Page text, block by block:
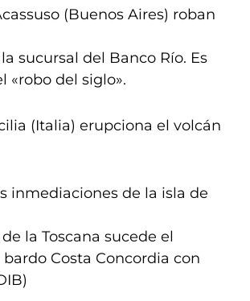
(Buenos Aires) roban
sucursal del Banco Río. Es
«robo del siglo».
(Italia) erupciona el volcán
inmediaciones de la isla de
la Toscana sucede el
Costa Concordia con